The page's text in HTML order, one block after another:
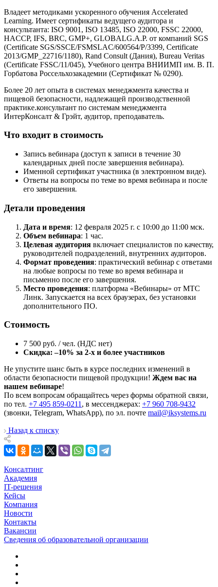
Владеет методиками ускоренного обучения Accelerated
Learning. Имеет сертификаты ведущего аудитора и
консультанта: ISO 9001, ISO 13485, ISO 22000, FSSC 22000,
HACCP, IFS, BRC, GMP+, GLOBALG.A.P. от компаний SGS
(Certificate SGS/SSCE/FSMSLAC/600564/P/3399, Certificate
2013/GMP_22716/1180), Rand Consult (Дания), Bureau Veritas
(Certificate FSSC/11/045), Учебного центра ВНИИМП им. В. П.
Горбатова Россельхозакадемии (Сертификат № 0290).
Более 20 лет опыта в системах менеджмента качества и
пищевой безопасности, надлежащей производственной
практике.консультант по системам менеджмента
ИнтерКонсалт & Грэйт, аудитор, преподаватель.
Что входит в стоимость
Запись вебинара (доступ к записи в течение 30
календарных дней после завершения вебинара).
Именной сертификат участника (в электронном виде).
Ответы на вопросы по теме во время вебинара и после
его завершения.
Детали проведения
Дата и время: 12 февраля 2025 г. с 10:00 до 11:00 мск.
Объем вебинара: 1 час.
Целевая аудитория включает специалистов по качеству,
руководителей подразделений, внутренних аудиторов.
Формат проведения: практический вебинар с ответами
на любые вопросы по теме во время вебинара и
письменно после его завершения.
Место проведения: платформа «Вебинары» от МТС
Линк. Запускается на всех браузерах, без установки
дополнительного ПО.
Стоимость
7 500 руб. / чел. (НДС нет)
Скидка: –10% за 2-х и более участников
Не упустите шанс быть в курсе последних изменений в
области безопасности пищевой продукции! Ждем вас на
нашем вебинаре!
По всем вопросам обращайтесь через формы обратной связи,
по тел. +7 495 859-0211 , в мессенджерах: +7 960 708-9432
(звонки, Telegram, WhatsApp), по эл. почте mail@iksystems.ru
Назад к списку
Консалтинг
Академия
IT-решения
Кейсы
Компания
Новости
Контакты
Вакансии
Сведения об образовательной организации